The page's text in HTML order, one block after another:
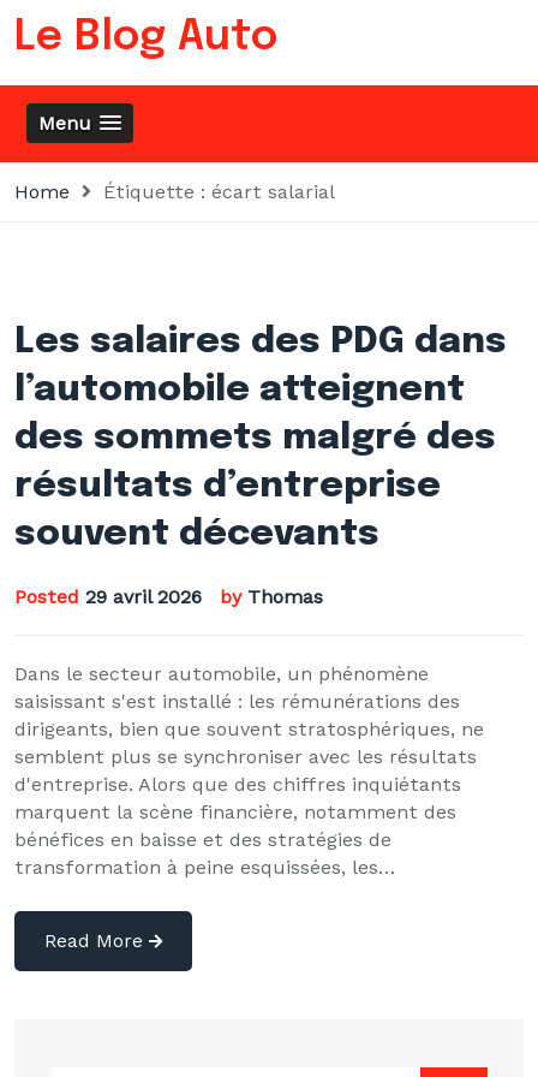
Skip
Le Blog Auto
Menu
Home Étiquette : écart salarial
Les salaires des PDG dans
l’automobile atteignent
des sommets malgré des
résultats d’entreprise
souvent décevants
Posted 29 avril 2026 by Thomas
Dans le secteur automobile, un phénomène
saisissant s'est installé : les rémunérations des
dirigeants, bien que souvent stratosphériques, ne
semblent plus se synchroniser avec les résultats
d'entreprise. Alors que des chiffres inquiétants
marquent la scène financière, notamment des
bénéfices en baisse et des stratégies de
transformation à peine esquissées, les…
Read More